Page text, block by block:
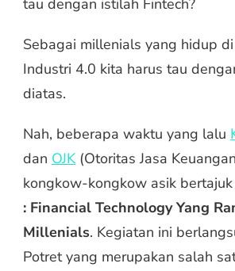
tau dengan istilah Fintech?
Sebagai millenials yang hidup
Industri 4.0 kita harus tau
diatas.
Nah, beberapa waktu yang lalu
dan OJK(Otoritas Jasa
kongkow-kongkow asik bertajuk
: Financial Technology Yang
Millenials. Kegiatan ini
Potret yang merupakan salah